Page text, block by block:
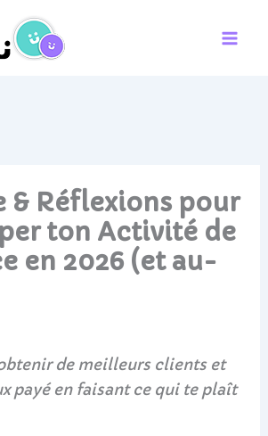
& Réflexions pour
ton Activité de
en 2026 (et au-
de meilleurs clients et
payé en faisant ce qui te plaît